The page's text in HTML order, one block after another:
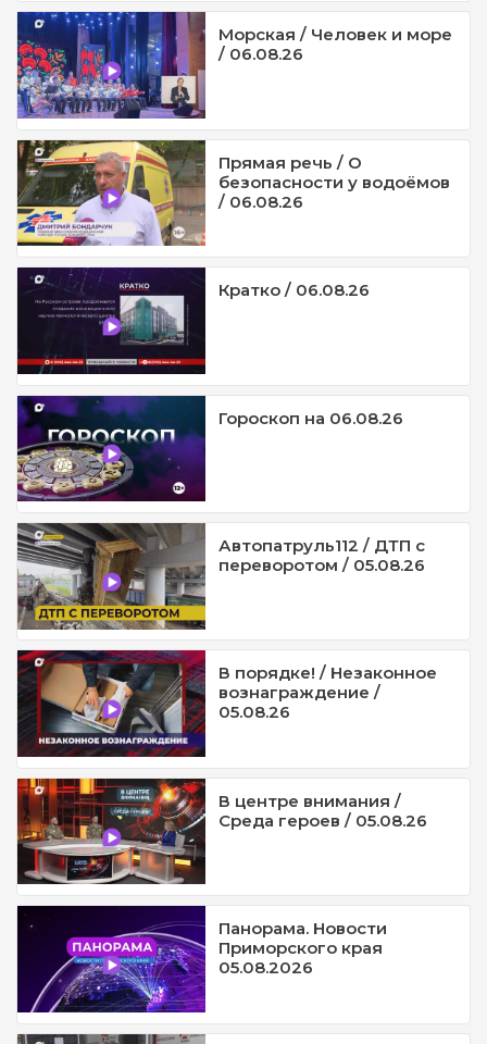
Морская / Человек и море
/ 06.08.26
Прямая речь / О
безопасности у водоёмов
/ 06.08.26
Кратко / 06.08.26
Гороскоп на 06.08.26
Автопатруль112 / ДТП с
переворотом / 05.08.26
В порядке! / Незаконное
вознаграждение /
05.08.26
В центре внимания /
Среда героев / 05.08.26
Панорама. Новости
Приморского края
05.08.2026